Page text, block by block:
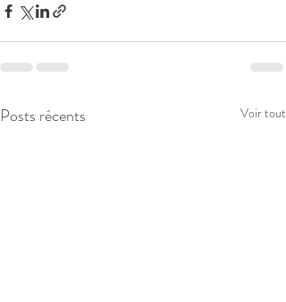
Posts récents Voir tout